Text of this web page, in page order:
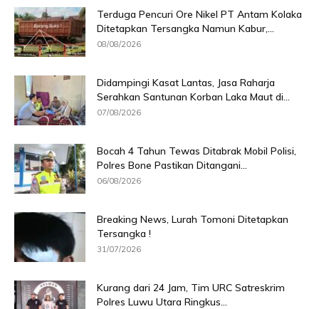
Terduga Pencuri Ore Nikel PT Antam Kolaka
Ditetapkan Tersangka Namun Kabur,...
08/08/2026
Didampingi Kasat Lantas, Jasa Raharja
Serahkan Santunan Korban Laka Maut di...
07/08/2026
Bocah 4 Tahun Tewas Ditabrak Mobil Polisi,
Polres Bone Pastikan Ditangani...
06/08/2026
Breaking News, Lurah Tomoni Ditetapkan
Tersangka !
31/07/2026
Kurang dari 24 Jam, Tim URC Satreskrim
Polres Luwu Utara Ringkus...